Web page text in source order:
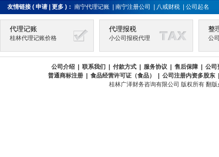
友情链接 ( 申请 更多 )： 南宁代理记账 南宁注册公司 八戒财税 公司起名
代理记账
桂林代理记账价格
代理报税
小公司报税代理
整
公
公司介绍| 联系我们 付款方式| 服务协议| 售后保障| 公司
普通商标注册
食品经营许可证（食品） 公司注册内资多股东
桂林广泽财务咨询有限公司 版权所有 翻